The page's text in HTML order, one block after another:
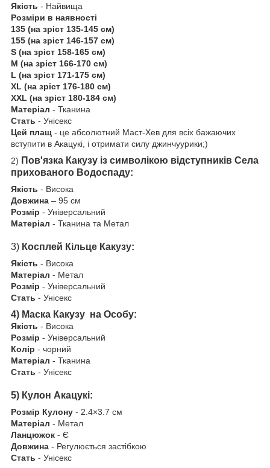
Якість - Найвища
Розміри в наявності
135 (на зріст 135-145 см)
155 (на зріст 146-157 см)
S (на зріст 158-165 см)
M (на зріст 166-170 см)
L (на зріст 171-175 см)
XL (на зріст 176-180 см)
XXL (на зріст 180-184 см)
Матеріал - Тканина
Стать - Унісекс
Цей плащ - це абсолютний Маст-Хев для всіх бажаючих
вступити в Акацукі, і отримати силу джинчуурики;)
2) Пов'язка Какузу із символікою відступників Села
прихованого Водоспаду:
Якість - Висока
Довжина – 95 см
Розмір - Універсальний
Матеріал - Тканина та Метал
3) Косплей Кільце Какузу:
Якість - Висока
Матеріал - Метал
Розмір - Універсальний
Стать - Унісекс
4) Маска Какузу на Особу:
Якість - Висока
Розмір - Універсальний
Колір - чорний
Матеріал - Тканина
Стать - Унісекс
5) Кулон Акацукі:
Розмір Кулону - 2.4×3.7 см
Матеріал - Метал
Ланцюжок - Є
Довжина - Регулюється застібкою
Стать - Унісекс